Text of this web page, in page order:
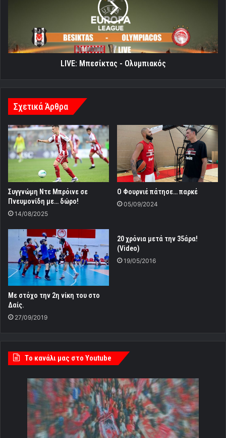
LIVE: Μπεσίκτας - Ολυμπιακός
Σχετικά Άρθρα
Συγγνώμη Ντε Μπρόινε σε
Πνευμονίδη με… δώρο!
14/08/2025
Ο Φουρνιέ πάτησε… παρκέ
05/09/2024
Με στόχο την 2η νίκη του στο
Δαίς.
27/09/2019
20 χρόνια μετά την 35άρα!
(Video)
19/05/2016
Tο κανάλι μας στο Youtube